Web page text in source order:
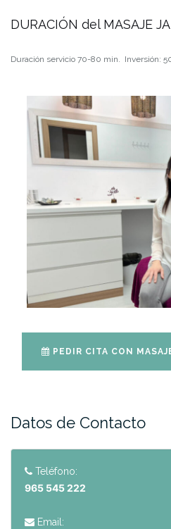
DURACIÓN del MASAJE
Duración servicio 70-80 min. Inversión:
PEDIR CITA CON
Datos de Contacto
Teléfono:
965 545 222
Email: